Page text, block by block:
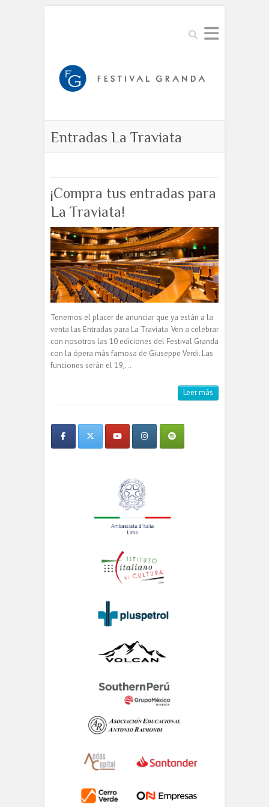
Buscar
Entradas La Traviata
¡Compra tus entradas para
La Traviata!
Tenemos el placer de anunciar que ya están a la
venta las Entradas para La Traviata. Ven a celebrar
con nosotros las 10 ediciones del Festival Granda
con la ópera más famosa de Giuseppe Verdi. Las
funciones serán el 19,…
Leer más